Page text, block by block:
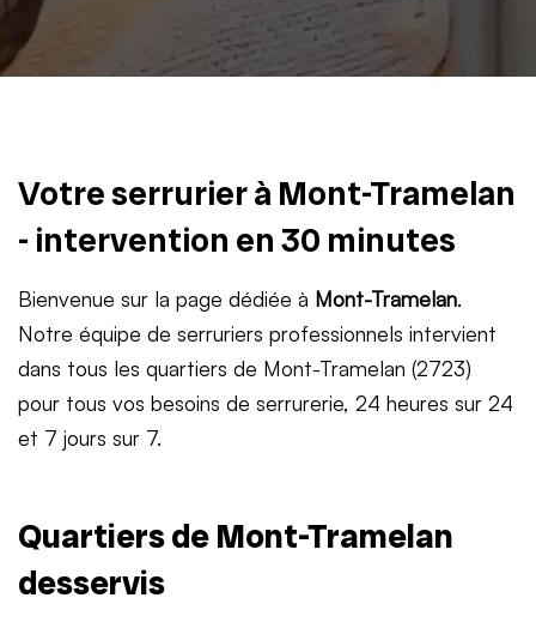
Votre serrurier à Mont-Tramelan
- intervention en 30 minutes
Bienvenue sur la page dédiée à Mont-Tramelan.
Notre équipe de serruriers professionnels intervient
dans tous les quartiers de Mont-Tramelan (2723)
pour tous vos besoins de serrurerie, 24 heures sur 24
et 7 jours sur 7.
Quartiers de Mont-Tramelan
desservis